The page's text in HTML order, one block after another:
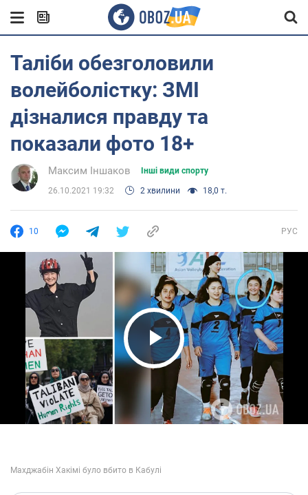
Таліби обезголовили
волейболістку: ЗМІ
дізналися правду та
показали фото 18+
Максим Іншаков Інші види спорту
26.10.2021 19:32 2 хвилини 18,0 т.
10 РУС
Play Video